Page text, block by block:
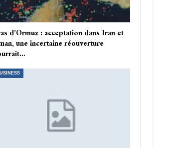
d’Ormuz : acceptation dans Iran et
une incertaine réouverture